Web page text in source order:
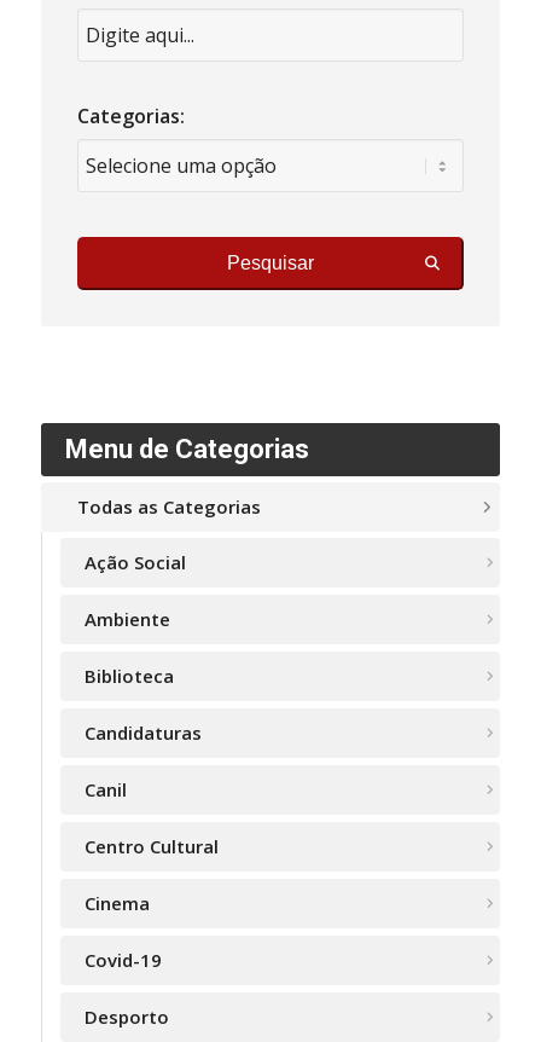
Categorias:
Pesquisar
Menu de Categorias
Todas as Categorias
Ação Social
Ambiente
Biblioteca
Candidaturas
Canil
Centro Cultural
Cinema
Covid-19
Desporto